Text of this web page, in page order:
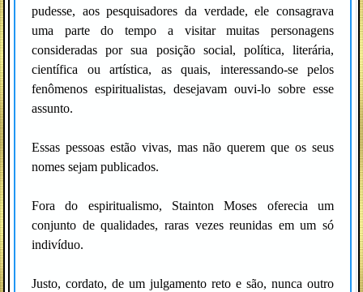
pudesse, aos pesquisadores da verdade, ele consagrava
uma parte do tempo a visitar muitas personagens
consideradas por sua posição social, política, literária,
científica ou artística, as quais, interessando-se pelos
fenômenos espiritualistas, desejavam ouvi-lo sobre esse
assunto.
Essas pessoas estão vivas, mas não querem que os seus
nomes sejam publicados.
Fora do espiritualismo, Stainton Moses oferecia um
conjunto de qualidades, raras vezes reunidas em um só
indivíduo.
Justo, cordato, de um julgamento reto e são, nunca outro